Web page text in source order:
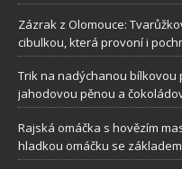
Zázrak z Olomouce:
cibulkou, která provoní i
Trik na nadýchanou bílkovou
jahodovou pěnou a
Rajská omáčka s hovězím
hladkou omáčku se